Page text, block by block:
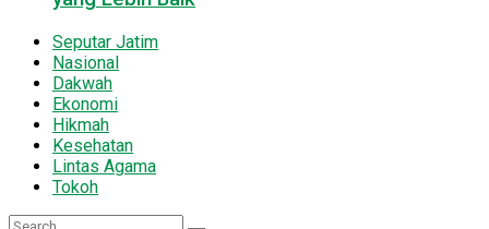
Seputar Jatim
Nasional
Dakwah
Ekonomi
Hikmah
Kesehatan
Lintas Agama
Tokoh